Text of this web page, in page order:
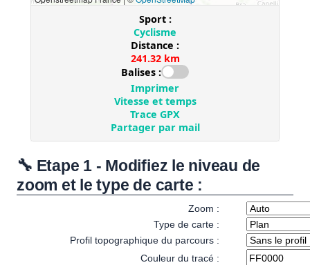
🔧 Etape 1 - Modifiez le niveau de
zoom et le type de carte :
Zoom :
Type de carte :
Profil topographique du parcours :
Couleur du tracé :